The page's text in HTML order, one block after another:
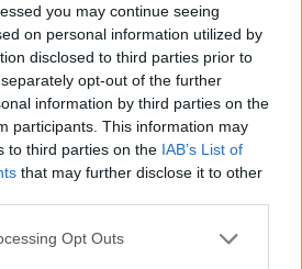
you may continue seeing
on personal information utilized by
disclosed to third parties prior to
opt-out of the further
information by third parties on the
participants. This information may
to third parties on the IAB’s List of
that may further disclose it to other
app uses one or more Google
Opt Outs